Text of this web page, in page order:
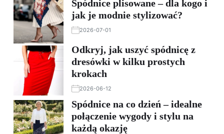
Spódnice plisowane – dla kogo i
jak je modnie stylizować?
2026-07-01
Odkryj, jak uszyć spódnicę z
dresówki w kilku prostych
krokach
2026-06-12
Spódnice na co dzień – idealne
połączenie wygody i stylu na
każdą okazję